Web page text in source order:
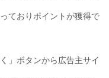
ておりポイントが獲得で
」ボタンから広告主サイ